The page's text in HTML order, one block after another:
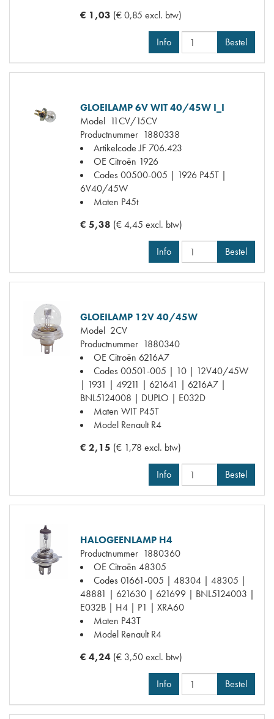
€ 1,03 (€ 0,85 excl. btw)
Info Bestel
GLOEILAMP 6V WIT 40/45W I_I
Model 11CV/15CV
Productnummer 1880338
Artikelcode JF 706.423
OE Citroën 1926
Codes00500-005 | 1926 P45T |
6V40/45W
Maten P45t
€ 5,38 (€ 4,45 excl. btw)
Info Bestel
GLOEILAMP 12V 40/45W
Model 2CV
Productnummer 1880340
OE Citroën 6216A7
Codes00501-005 | 10 | 12V40/45W
| 1931 | 49211 | 621641 | 6216A7 |
BNL5124008 | DUPLO | E032D
Maten WIT P45T
Model Renault R4
€ 2,15 (€ 1,78 excl. btw)
Info Bestel
HALOGEENLAMP H4
Productnummer 1880360
OE Citroën 48305
Codes01661-005 | 48304 | 48305 |
48881 | 621630 | 621699 | BNL5124003 |
E032B | H4 | P1 | XRA60
Maten P43T
Model Renault R4
€ 4,24 (€ 3,50 excl. btw)
Info Bestel